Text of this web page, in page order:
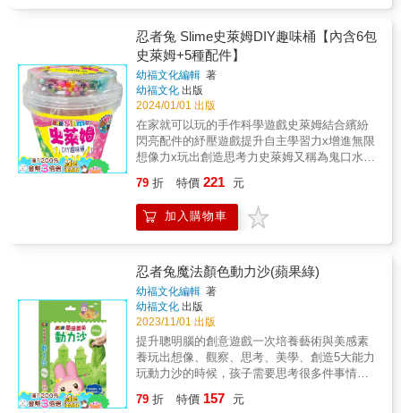
件或道具，讓孩子發揮創意力，玩出想像力與
美學感。【內容物】5色小麥黏土、11個配件、
1本遊戲玩法◎使用前後請清洗手部，並禁止食
用。◎黏土及配件顏色以實際內容物為主。★
讓孩子發揮創意輕鬆捏出可愛造型，隨意搭配
其他家家酒遊戲的道具等，創造多元玩法。★
捏出圓圓的甜甜圈，堆疊出翱翔中的小鳥……
還有更多好玩的黏土造型等著你來挖掘。★可
搭配模具壓出各式各樣的造型，也能用手捏出
許許多多的形狀，滿足喜愛動手動腦的興趣。
也可以引導孩子表達創作的動機，提升口語表
達的能力。
忍者兔 Slime史萊姆DIY趣味桶【內含6包
史萊姆+5種配件】
幼福文化編輯 著
幼福文化 出版
2024/01/01 出版
在家就可以玩的手作科學遊戲史萊姆結合繽紛
閃亮配件的紓壓遊戲提升自主學習力x增進無限
想像力x玩出創造思考力史萊姆又稱為鬼口水或
延展性強卻又不會過於黏手，可以在手上揉、
捏之外，還可以將它拉扯或塑形。一桶玩出趣
味吹泡泡、甩一甩遊戲、挑戰美學力…這些有
的手作科學活動，讓孩子體驗玩中學的樂趣。
★除了可以結合搭配繽紛閃亮的配件之外，也
可以試試看搭配生活周遭有的小配件，玩出不
一樣的史萊姆。★黏呼呼的史萊姆也能變成色
彩豐富、多種觸感的遊戲，透過不同材質配
件，提升對事物的想像力。★從生活中增進對
科學的好奇心，透過生活周遭的小配件搭配史
萊姆，讓生活成為最好的科學環境。【內容
物】6包史萊姆、繽紛閃亮配件 ◎使用前後
79 折 特價 221 元
加入購物車
忍者兔魔法顏色動力沙(蘋果綠)
幼福文化編輯 著
幼福文化 出版
2023/11/01 出版
提升聰明腦的創意遊戲一次培養藝術與美感素
養玩出想像、觀察、思考、美學、創造5大能力
玩動力沙的時候，孩子需要思考很多件事情，
中可以提升孩子的耐心和專注力，同時訓練肌
79 折 特價 157 元